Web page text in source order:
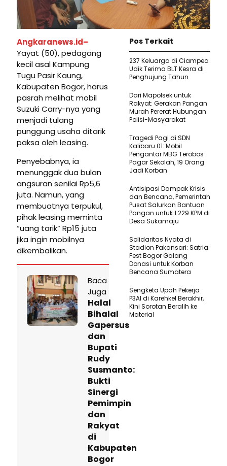
Angkaranews.id–
Yayat (50), pedagang
kecil asal Kampung
Tugu Pasir Kaung,
Kabupaten Bogor, harus
pasrah melihat mobil
Suzuki Carry-nya yang
menjadi tulang
punggung usaha ditarik
paksa oleh leasing.
Penyebabnya, ia
menunggak dua bulan
angsuran senilai Rp5,6
juta. Namun, yang
membuatnya terpukul,
pihak leasing meminta
“uang tarik” Rp15 juta
jika ingin mobilnya
dikembalikan.
Baca
Juga
Halal
Bihalal
Gapersus
dan
Bupati
Rudy
Susmanto:
Bukti
Sinergi
Pemimpin
dan
Rakyat
di
Kabupaten
Bogor
Pos Terkait
237 Keluarga di Ciampea
Udik Terima BLT Kesra di
Penghujung Tahun
Dari Mapolsek untuk
Rakyat: Gerakan Pangan
Murah Pererat Hubungan
Polisi-Masyarakat
Tragedi Pagi di SDN
Kalibaru 01: Mobil
Pengantar MBG Terobos
Pagar Sekolah, 19 Orang
Jadi Korban
Antisipasi Dampak Krisis
dan Bencana, Pemerintah
Pusat Salurkan Bantuan
Pangan untuk 1.229 KPM di
Desa Sukamaju
Solidaritas Nyata di
Stadion Pakansari: Satria
Fest Bogor Galang
Donasi untuk Korban
Bencana Sumatera
Sengketa Upah Pekerja
P3AI di Karehkel Berakhir,
Kini Sorotan Beralih ke
Material